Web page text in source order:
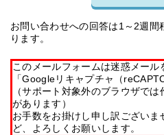
お問い合わせへの回答は1～2週間
ります。
このメールフォームは迷惑メー
「Googleリキャプチャ（
（サポート対象外のブラウザで
があります）
お手数をお掛けし申し訳ございま
ど、よろしくお願いします。